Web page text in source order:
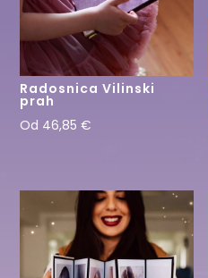
Radosnica Vilinski
prah
Od 46,85€